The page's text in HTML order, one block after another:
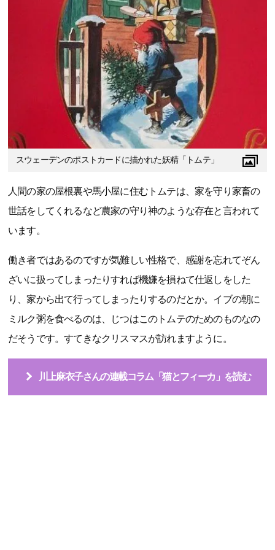
スウェーデンのポストカードに描かれた妖精「トムテ」
人間の家の屋根裏や馬小屋に住むトムテは、家を守り家畜の
世話をしてくれるなど農家の守り神のような存在と言われて
います。
働き者ではあるのですが気難しい性格で、感謝を忘れてぞん
ざいに扱ってしまったりすれば機嫌を損ねて仕返しをした
り、家から出て行ってしまったりするのだとか。イブの朝に
ミルク粥を食べるのは、じつはこのトムテのためのものなの
だそうです。すてきなクリスマスが訪れますように。
川上麻衣子さんの連載コラム「猫とフィーカ」を読む